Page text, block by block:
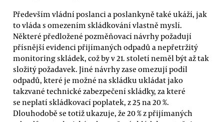
Především vládní poslanci a poslankyně také ukáží, jak
to vláda s omezením skládkování vlastně myslí.
Některé předložené pozměňovací návrhy požadují
přísnější evidenci přijímaných odpadů a nepřetržitý
monitoring skládek, což by v 21. století neměl být až tak
složitý požadavek. Jiné návrhy zase omezují podíl
odpadů, které je možné na skládku ukládat jako
takzvané technické zabezpečení skládky, za které
se neplatí skládkovací poplatek, z 25 na 20 %.
Dlouhodobě se totiž ukazuje, že 20 % z přijímaných